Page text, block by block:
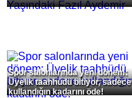
Spor salonlarında yeni dönem:
Üyelik taahhüdü bitiyor, sadece
kullandığın kadarını öde!